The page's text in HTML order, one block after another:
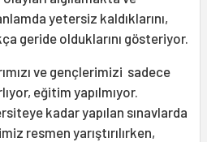
yetersiz kaldıklarını,
geride olduklarını gösteriyor.
ve gençlerimizi sadece
eğitim yapılmıyor.
kadar yapılan sınavlarda
resmen yarıştırılırken,